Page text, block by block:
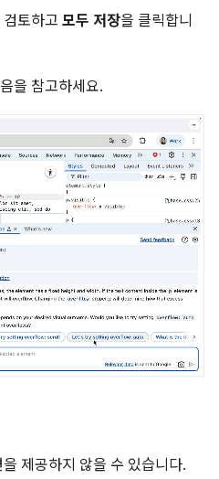
토하고 모두 저장을 클릭합니
을 참고하세요.
제공하지 않을 수 있습니다.